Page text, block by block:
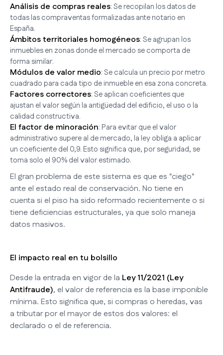
Análisis de compras reales: Se recopilan los datos de
todas las compraventas formalizadas ante notario en
España.
Ámbitos territoriales homogéneos: Se agrupan los
inmuebles en zonas donde el mercado se comporta de
forma similar.
Módulos de valor medio: Se calcula un precio por metro
cuadrado para cada tipo de inmueble en esa zona concreta.
Factores correctores: Se aplican coeficientes que
ajustan el valor según la antigüedad del edificio, el uso o la
calidad constructiva.
El factor de minoración: Para evitar que el valor
administrativo supere al de mercado, la ley obliga a aplicar
un coeficiente del 0,9. Esto significa que, por seguridad, se
toma solo el 90% del valor estimado.
El gran problema de este sistema es que es "ciego"
ante el estado real de conservación. No tiene en
cuenta si el piso ha sido reformado recientemente o si
tiene deficiencias estructurales, ya que solo maneja
datos masivos.
El impacto real en tu bolsillo
Desde la entrada en vigor de la Ley 11/2021 (Ley
Antifraude), el valor de referencia es la base imponible
mínima. Esto significa que, si compras o heredas, vas
a tributar por el mayor de estos dos valores: el
declarado o el de referencia.